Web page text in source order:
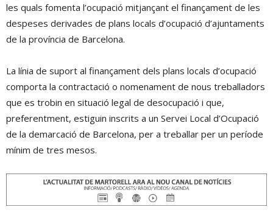
les quals fomenta l’ocupació mitjançant el finançament de les
despeses derivades de plans locals d’ocupació d’ajuntaments
de la província de Barcelona.
La línia de suport al finançament dels plans locals d’ocupació
comporta la contractació o nomenament de nous treballadors
que es trobin en situació legal de desocupació i que,
preferentment, estiguin inscrits a un Servei Local d’Ocupació
de la demarcació de Barcelona, per a treballar per un període
mínim de tres mesos.